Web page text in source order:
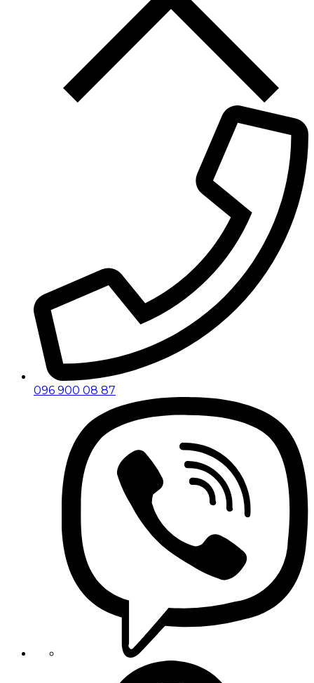
096 900 08 87